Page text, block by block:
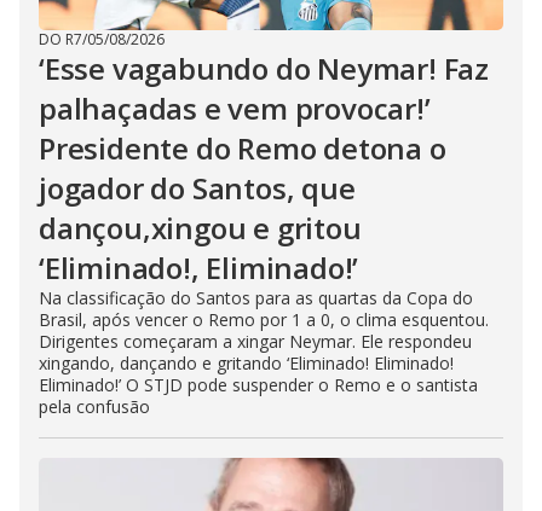
DO R7/05/08/2026
‘Esse vagabundo do Neymar! Faz
palhaçadas e vem provocar!’
Presidente do Remo detona o
jogador do Santos, que
dançou,xingou e gritou
‘Eliminado!, Eliminado!’
Na classificação do Santos para as quartas da Copa do
Brasil, após vencer o Remo por 1 a 0, o clima esquentou.
Dirigentes começaram a xingar Neymar. Ele respondeu
xingando, dançando e gritando ‘Eliminado! Eliminado!
Eliminado!’ O STJD pode suspender o Remo e o santista
pela confusão